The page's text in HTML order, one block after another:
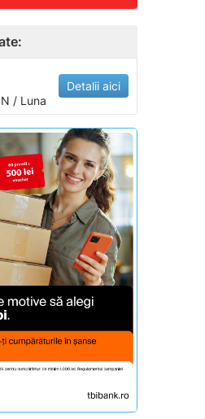
/ Luna
Detalii aici